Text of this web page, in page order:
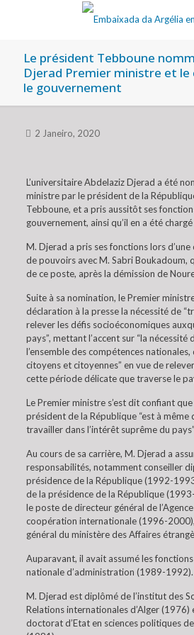
Le président Tebboune
Djerad Premier ministre et
le gouvernement
2 Janeiro, 2020
L’universitaire Abdelaziz Djerad a été
ministre par le président de la
Tebboune, et a pris aussitôt ses
gouvernement, ainsi qu’il en a été
M. Djerad a pris ses fonctions lors
de pouvoirs avec M. Sabri Boukadoum,
de ce poste, après la démission de
Suite à sa nomination, le Premier
déclaration à la presse la nécessité de
relever les défis socioéconomiques
pays”, mettant l’accent sur “la nécessité
l’ensemble des compétences
citoyens et citoyennes” en vue de
cette période délicate que traverse le
Le Premier ministre s’est dit confiant
président de la République “est à
travailler dans l’intérêt suprême du
Au cours de sa carrière, M. Djerad a
responsabilités, notamment conseiller
présidence de la République (1992-
de la présidence de la République
le poste de directeur général de
coopération internationale (1996-
général du ministère des Affaires
Auparavant, il avait assumé les
nationale d’administration (1989-1992).
M. Djerad est diplômé de l’institut des
Relations internationales d’Alger (1976)
doctorat d’Etat en sciences politiques